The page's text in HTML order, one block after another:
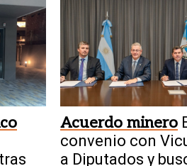
Acuerdo minero
convenio con
a Diputados y